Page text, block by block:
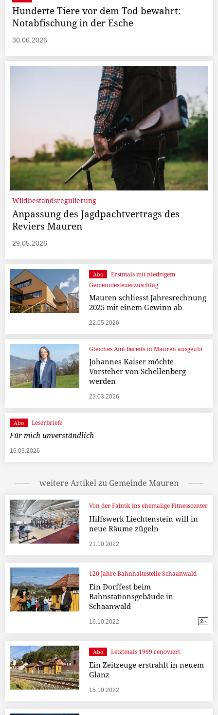
Hunderte Tiere vor dem Tod bewahrt:
Notabfischung in der Esche
30.06.2026
Wildbestandsregulierung
Anpassung des Jagdpachtvertrags des
Reviers Mauren
29.05.2026
Abo
Erstmals mit niedrigem
Gemeindesteuerzuschlag
Mauren schliesst Jahresrechnung
2025 mit einem Gewinn ab
22.05.2026
Gleiches Amt bereits in Mauren ausgeübt
Johannes Kaiser möchte
Vorsteher von Schellenberg
werden
23.03.2026
Abo Leserbriefe
Für mich unverständlich
16.03.2026
weitere Artikel zu Gemeinde Mauren
Von der Fabrik ins ehemalige Fitnesscenter
Hilfswerk Liechtenstein will in
neue Räume zügeln
21.10.2022
120 Jahre Bahnhaltestelle Schaanwald
Ein Dorffest beim
Bahnstationsgebäude in
Schaanwald
16.10.2022
Abo Letztmals 1999 renoviert
Ein Zeitzeuge erstrahlt in neuem
Glanz
15.10.2022